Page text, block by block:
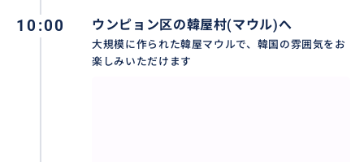
10:00 ウンピョン区の韓屋村(マウル)へ
大規模に作られた韓屋マウルで、韓国の雰囲気をお
楽しみいただけます